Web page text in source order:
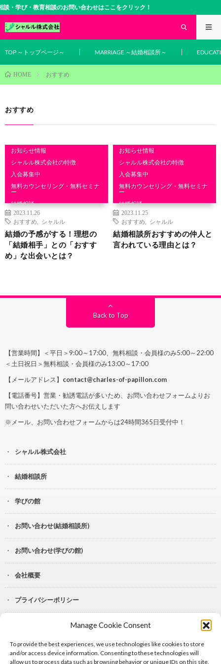
Manage Cookie Consent
To provide the best experiences, we use technologies like cookies to store
and/or access device information. Consenting to these technologies will
allow us to process data such as browsing behavior or unique IDs on this site.
・学び・教育相談のお問い合わせはここをクリック！
TOP ～トップページ～ MARRIAGE ～結婚相談所～
HOME おすすめ
おすすめ
お知らせ情報
シャルル株式会社の特徴
入会募集中
無料カウンセリング・無料セミナ
ー
結婚相談
2023.11.26
おすすめ
シャルル
結婚の予感がする！理想の
「結婚相手」との「おすす
め」な出会いとは？
お知らせ情報
シャルル株式会社の特徴
入会募集中
無料カウンセリング・無料セミナ
ー
結婚相談
2023.11.25
おすすめ
シャルル
結婚相談所おすすめの仲人と
言われている理由とは？
Back to Top
【営業時間】＜平日＞9:00～17:00、無料相談・会員様のみ5:00～22:00
＜土日祝日＞無料相談・会員様のみ13:00～17:00
【メールアドレス】 contact@charles-of-papillon.com
【電話番号】営業・勧誘電話が多いため、お問い合わせフォームよりお
問い合わせいただいた方へお伝えします
※メール、お問い合わせフォームからは24時間365日受付中！
シャルル株式会社
結婚相談所
学びの館
お問い合わせ(結婚相談所)
お問い合わせ(学びの館)
会社概要
プライバシーポリシー
Lit.Link